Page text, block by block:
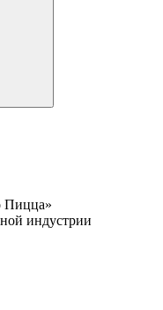
Пицца»
индустрии